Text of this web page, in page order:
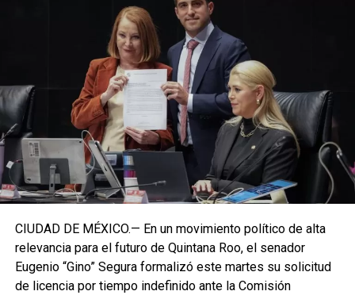
CIUDAD DE MÉXICO.— En un movimiento político de alta
relevancia para el futuro de Quintana Roo, el senador
Eugenio “Gino” Segura formalizó este martes su solicitud
de licencia por tiempo indefinido ante la Comisión